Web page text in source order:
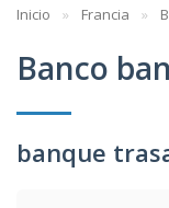
Inicio Francia
Banco
banque